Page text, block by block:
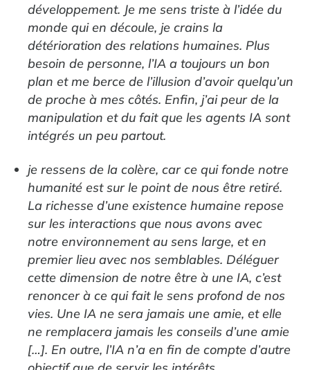
développement. Je me sens triste à l’idée du
monde qui en découle, je crains la
détérioration des relations humaines. Plus
besoin de personne, l’IA a toujours un bon
plan et me berce de l’illusion d’avoir quelqu’un
de proche à mes côtés. Enfin, j’ai peur de la
manipulation et du fait que les agents IA sont
intégrés un peu partout.
je ressens de la colère, car ce qui fonde notre
humanité est sur le point de nous être retiré.
La richesse d’une existence humaine repose
sur les interactions que nous avons avec
notre environnement au sens large, et en
premier lieu avec nos semblables. Déléguer
cette dimension de notre être à une IA, c’est
renoncer à ce qui fait le sens profond de nos
vies. Une IA ne sera jamais une amie, et elle
ne remplacera jamais les conseils d’une amie
[…]. En outre, l’IA n’a en fin de compte d’autre